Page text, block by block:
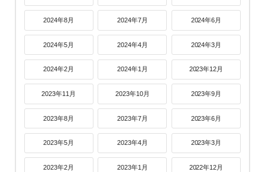
2024年8月 2024年7月 2024年6月
2024年5月 2024年4月 2024年3月
2024年2月 2024年1月 2023年12月
2023年11月 2023年10月 2023年9月
2023年8月 2023年7月 2023年6月
2023年5月 2023年4月 2023年3月
2023年2月 2023年1月 2022年12月